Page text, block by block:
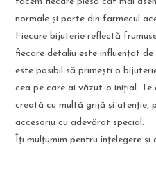
normale și parte din farmecul
Fiecare bijuterie reflectă
fiecare detaliu este influențat
este posibil să primești o
cea pe care ai văzut-o inițial. Te
creată cu multă grijă și atenție,
accesoriu cu adevărat special.
Îți mulțumim pentru înțelegere și